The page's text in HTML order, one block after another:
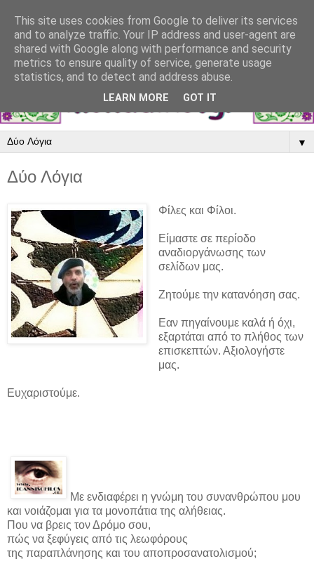
▼
Δύο Λόγια
Φίλες και Φίλοι.
Είμαστε σε περίοδο
αναδιοργάνωσης των
σελίδων μας.
Ζητούμε την κατανόηση σας.
Εαν πηγαίνουμε καλά ή όχι,
εξαρτάται από το πλήθος των
επισκεπτών. Αξιολογήστε
μας.
Ευχαριστούμε.
Με ενδιαφέρει η γνώμη του συνανθρώπου μου
και νοιάζομαι για τα μονοπάτια της αλήθειας.
Που να βρεις τον Δρόμο σου,
πώς να ξεφύγεις από τις λεωφόρους
της παραπλάνησης και του αποπροσανατολισμού;
This site uses cookies from Google to deliver its services
and to analyze traffic. Your IP address and user-agent are
shared with Google along with performance and security
metrics to ensure quality of service, generate usage
statistics, and to detect and address abuse.
LEARN MORE GOT IT